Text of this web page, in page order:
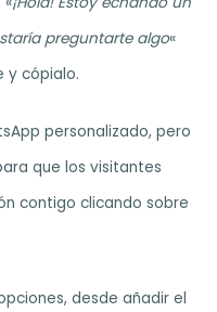
preguntarte algo«
y cópialo.
personalizado, pero
que los visitantes
contigo clicando sobre
desde añadir el